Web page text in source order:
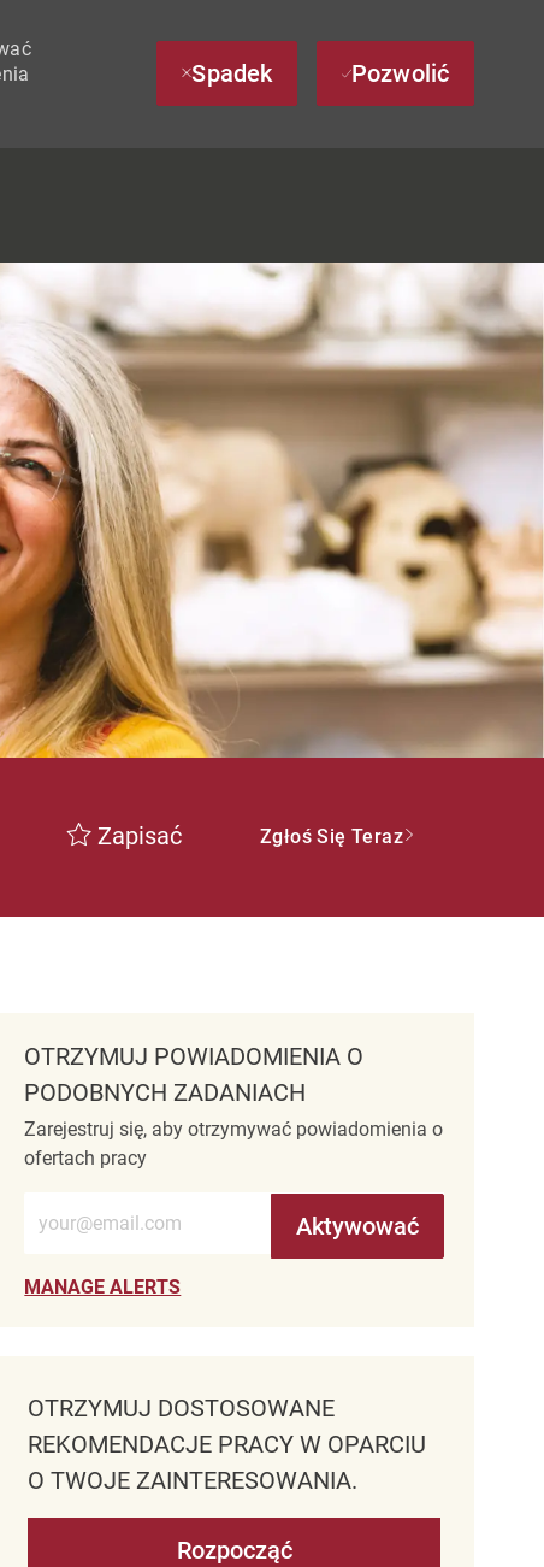
Spadek Pozwolić
Zapisać Zgłoś Się Teraz
OTRZYMUJ POWIADOMIENIA O
PODOBNYCH ZADANIACH
Zarejestruj się, aby otrzymywać powiadomienia o
ofertach pracy
Wprowadź adres e-mail (wymagane)
Aktywować
MANAGE ALERTS
OTRZYMUJ DOSTOSOWANE
REKOMENDACJE PRACY W OPARCIU
O TWOJE ZAINTERESOWANIA.
Rozpocząć